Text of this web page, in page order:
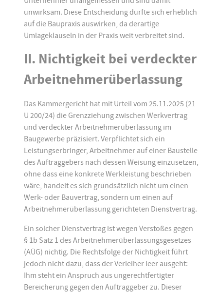
unwirksam. Diese Entscheidung dürfte sich erheblich
auf die Baupraxis auswirken, da derartige
Umlageklauseln in der Praxis weit verbreitet sind.
II. Nichtigkeit bei verdeckter
Arbeitnehmerüberlassung
Das Kammergericht hat mit Urteil vom 25.11.2025 (21
U 200/24) die Grenzziehung zwischen Werkvertrag
und verdeckter Arbeitnehmerüberlassung im
Baugewerbe präzisiert. Verpflichtet sich ein
Leistungserbringer, Arbeitnehmer auf einer Baustelle
des Auftraggebers nach dessen Weisung einzusetzen,
ohne dass eine konkrete Werkleistung beschrieben
wäre, handelt es sich grundsätzlich nicht um einen
Werk- oder Bauvertrag, sondern um einen auf
Arbeitnehmerüberlassung gerichteten Dienstvertrag.
Ein solcher Dienstvertrag ist wegen Verstoßes gegen
§ 1b Satz 1 des Arbeitnehmerüberlassungsgesetzes
(AÜG) nichtig. Die Rechtsfolge der Nichtigkeit führt
jedoch nicht dazu, dass der Verleiher leer ausgeht:
Ihm steht ein Anspruch aus ungerechtfertigter
Bereicherung gegen den Auftraggeber zu. Dieser